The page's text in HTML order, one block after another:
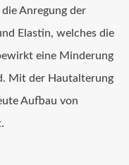
Anregung der
Elastin, welches die
eine Minderung
Mit der Hautalterung
Aufbau von